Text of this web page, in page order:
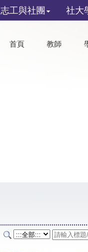
志工與社團 社大
首頁 教師